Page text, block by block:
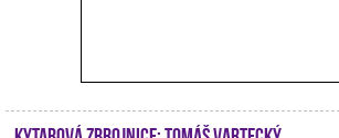
Kytarová zbrojnice: Tomáš Vartecký